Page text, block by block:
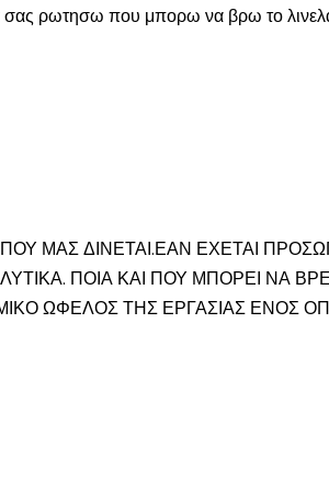
ρωτησω που μπορω να βρω το
ΜΑΣ ΔΙΝΕΤΑΙ.ΕΑΝ ΕΧΕΤΑΙ
ΠΟΙΑ ΚΑΙ ΠΟΥ ΜΠΟΡΕΙ ΝΑ
ΩΦΕΛΟΣ ΤΗΣ ΕΡΓΑΣΙΑΣ ΕΝΟΣ